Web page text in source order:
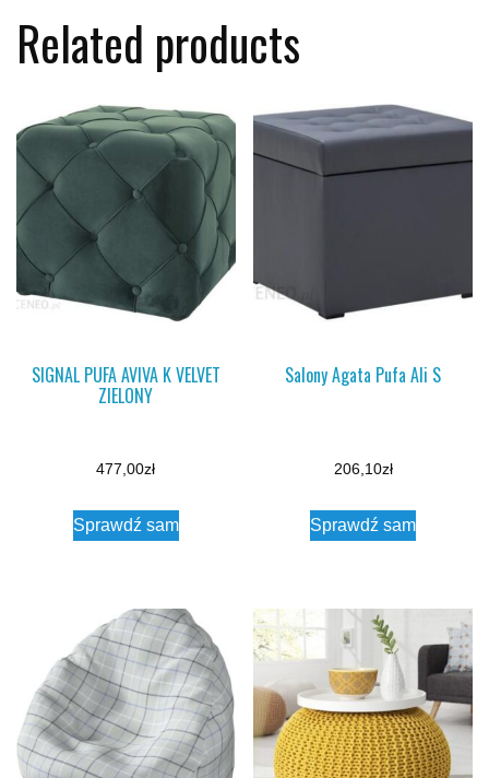
Related products
SIGNAL PUFA AVIVA K VELVET
ZIELONY
477,00zł
Sprawdź sam
Salony Agata Pufa Ali S
206,10zł
Sprawdź sam